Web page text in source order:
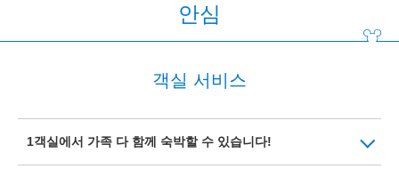
안심
객실 서비스
1객실에서 가족 다 함께 숙박할 수 있습니다!